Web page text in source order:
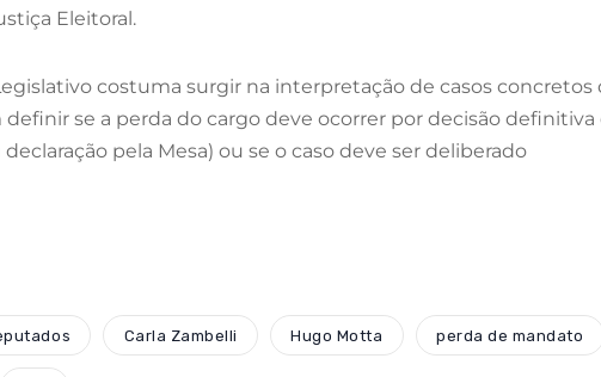
Eleitoral.
costuma surgir na interpretação de casos concretos
se a perda do cargo deve ocorrer por decisão definitiva
pela Mesa) ou se o caso deve ser deliberado
Carla Zambelli Hugo Motta perda de mandato